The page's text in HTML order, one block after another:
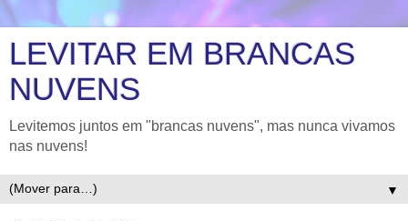
LEVITAR EM BRANCAS
NUVENS
Levitemos juntos em "brancas nuvens", mas nunca vivamos
nas nuvens!
▼